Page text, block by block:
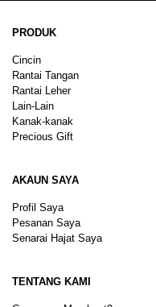
PRODUK
Cincin
Rantai Tangan
Rantai Leher
Lain-Lain
Kanak-kanak
Precious Gift
AKAUN SAYA
Profil Saya
Pesanan Saya
Senarai Hajat Saya
TENTANG KAMI